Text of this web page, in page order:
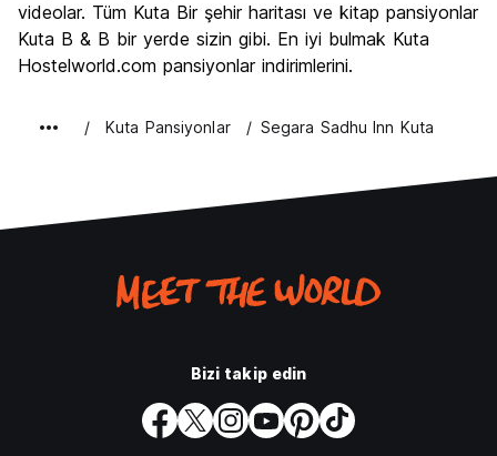
Gece hayatı
8.7
Ekonomik
videolar. Tüm Kuta Bir şehir haritası ve kitap pansiyonlar
Kuta B & B bir yerde sizin gibi. En iyi bulmak Kuta
Hostelworld.com pansiyonlar indirimlerini.
Kuta Pansiyonlar Segara Sadhu Inn Kuta
Bizi takip edin